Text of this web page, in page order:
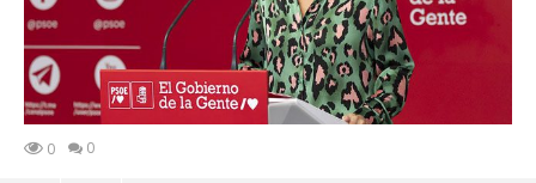
0 0